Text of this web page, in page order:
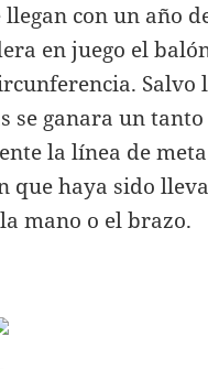
con un año
en juego el
Salvo
se ganara un
la línea de
que haya sido
mano o el brazo.